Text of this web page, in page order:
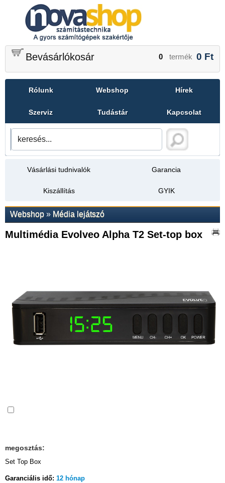
Bevásárlókosár 0 termék 0 Ft
Rólunk Webshop Hírek
Szerviz Tudástár Kapcsolat
Vásárlási tudnivalók Garancia
Kiszállítás GYIK
Webshop » Média lejátszó
Multimédia Evolveo Alpha T2 Set-top box
megosztás:
Set Top Box
Garanciális idő: 12 hónap